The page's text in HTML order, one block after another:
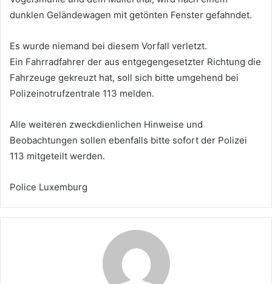
dunklen Geländewagen mit getönten Fenster gefahndet.
Es wurde niemand bei diesem Vorfall verletzt.
Ein Fahrradfahrer der aus entgegengesetzter Richtung die
Fahrzeuge gekreuzt hat, soll sich bitte umgehend bei
Polizeinotrufzentrale 113 melden.
Alle weiteren zweckdienlichen Hinweise und
Beobachtungen sollen ebenfalls bitte sofort der Polizei
113 mitgeteilt werden.
Police Luxemburg